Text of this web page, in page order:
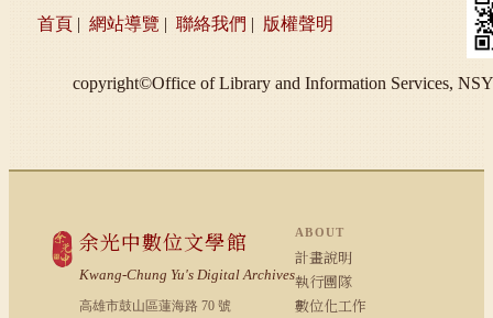
首頁 | 網站導覽 | 聯絡我們 | 版權聲明
copyright©Office of Library and Information Services,
余光中數位文學館
Kwang-Chung Yu's Digital Archives
高雄市鼓山區蓮海路 70 號
ABOUT
計畫說明
執行團隊
數位化工作